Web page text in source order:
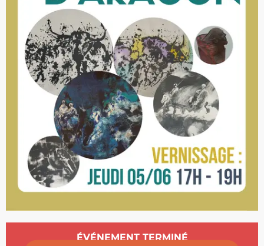
Ouverture et coordonnées
ÉVÉNEMENT TERMINÉ